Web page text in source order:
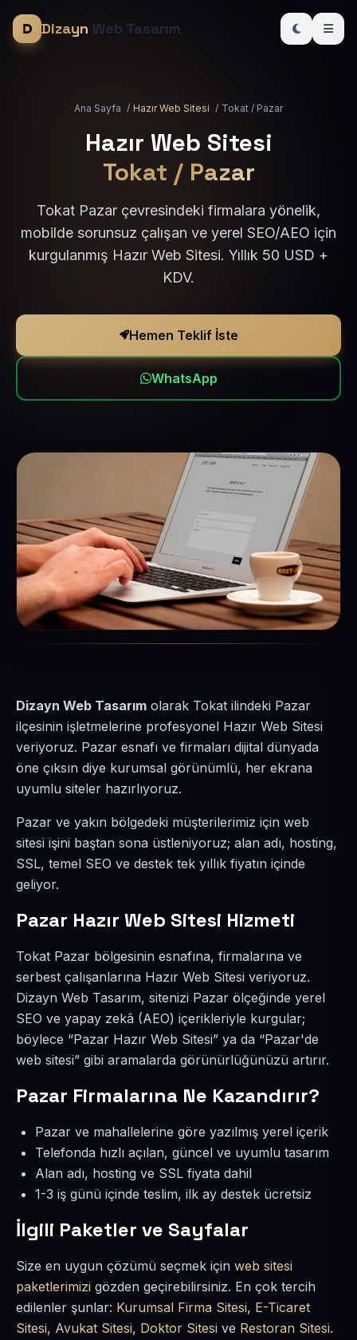
Dizayn Web Tasarım
Ana Sayfa / Hazır Web Sitesi / Tokat / Pazar
Hazır Web Sitesi
Tokat / Pazar
Tokat Pazar çevresindeki firmalara yönelik,
mobilde sorunsuz çalışan ve yerel SEO/AEO için
kurgulanmış Hazır Web Sitesi. Yıllık 50 USD +
KDV.
Hemen Teklif İste
WhatsApp
Dizayn Web Tasarım olarak Tokat ilindeki Pazar
ilçesinin işletmelerine profesyonel Hazır Web Sitesi
veriyoruz. Pazar esnafı ve firmaları dijital dünyada
öne çıksın diye kurumsal görünümlü, her ekrana
uyumlu siteler hazırlıyoruz.
Pazar ve yakın bölgedeki müşterilerimiz için web
sitesi işini baştan sona üstleniyoruz; alan adı, hosting,
SSL, temel SEO ve destek tek yıllık fiyatın içinde
geliyor.
Pazar Hazır Web Sitesi Hizmeti
Tokat Pazar bölgesinin esnafına, firmalarına ve
serbest çalışanlarına Hazır Web Sitesi veriyoruz.
Dizayn Web Tasarım, sitenizi Pazar ölçeğinde yerel
SEO ve yapay zekâ (AEO) içerikleriyle kurgular;
böylece “Pazar Hazır Web Sitesi” ya da “Pazar'de
web sitesi” gibi aramalarda görünürlüğünüzü artırır.
Pazar Firmalarına Ne Kazandırır?
Pazar ve mahallelerine göre yazılmış yerel içerik
Telefonda hızlı açılan, güncel ve uyumlu tasarım
Alan adı, hosting ve SSL fiyata dahil
1-3 iş günü içinde teslim, ilk ay destek ücretsiz
İlgili Paketler ve Sayfalar
Size en uygun çözümü seçmek için web sitesi
paketlerimizi gözden geçirebilirsiniz. En çok tercih
edilenler şunlar: Kurumsal Firma Sitesi, E-Ticaret
Sitesi, Avukat Sitesi, Doktor Sitesi ve Restoran Sitesi.